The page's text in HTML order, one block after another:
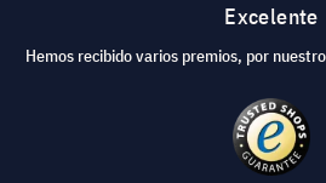
Excelente
Hemos recibido varios premios, por